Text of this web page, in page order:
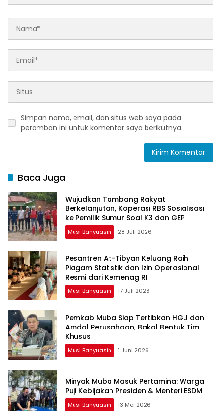
Simpan nama, email, dan situs web saya pada
peramban ini untuk komentar saya berikutnya.
Baca Juga
Wujudkan Tambang Rakyat
Berkelanjutan, Koperasi RBS Sosialisasi
ke Pemilik Sumur Soal K3 dan GEP
Musi Banyuasin 28 Juli 2026
Pesantren At-Tibyan Keluang Raih
Piagam Statistik dan Izin Operasional
Resmi dari Kemenag RI
Musi Banyuasin 17 Juli 2026
Pemkab Muba Siap Tertibkan HGU dan
Amdal Perusahaan, Bakal Bentuk Tim
Khusus
Musi Banyuasin 1 Juni 2026
Minyak Muba Masuk Pertamina: Warga
Puji Kebijakan Presiden & Menteri ESDM
Musi Banyuasin 13 Mei 2026